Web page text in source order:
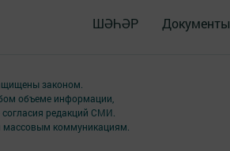
ШӘҺӘР Документы
законом.
объеме информации,
редакций СМИ.
массовым коммуникациям.